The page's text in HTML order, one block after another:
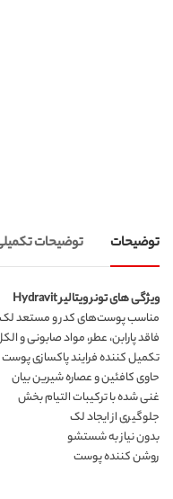
توضیحات توضیحات
ویژگی های تونر ویتالیر Hydravit
مناسب پوست‌های کدر و مستعد لک
فاقد پارابن، عطر، مواد صابونی و
تکمیل کننده فرایند پاکسازی پوست
حاوی کافئین و عصاره شیرین بیان
غنی شده با ترکیبات التیام بخش
جلوگیری از ایجاد لک
بدون نیاز به شستشو
روشن کننده پوست